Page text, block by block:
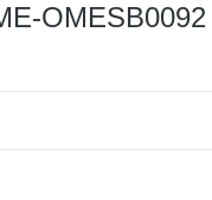
OMESB0092